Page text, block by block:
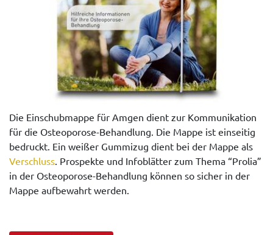
Die Einschubmappe für Amgen dient zur Kommunikation
für die Osteoporose-Behandlung. Die Mappe ist einseitig
bedruckt. Ein weißer Gummizug dient bei der Mappe als
Verschluss . Prospekte und Infoblätter zum Thema “Prolia”
in der Osteoporose-Behandlung können so sicher in der
Mappe aufbewahrt werden.